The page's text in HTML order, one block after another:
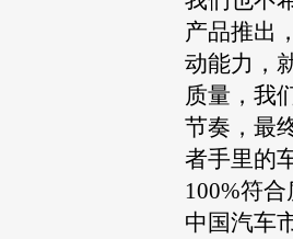
产品推出
动能力，
质量，我
节奏，最
者手里的
100%符
中国汽车